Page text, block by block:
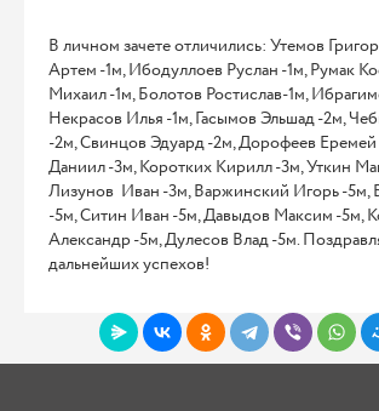
В личном зачете отличились: Утемов
Артем -1м, Ибодуллоев Руслан -1м, Румак
Михаил -1м, Болотов Ростислав-1м,
Некрасов Илья -1м, Гасымов Эльшад -2м,
-2м, Свинцов Эдуард -2м, Дорофеев
Даниил -3м, Коротких Кирилл -3м, Уткин
Лизунов Иван -3м, Варжинский Игорь -5м,
-5м, Ситин Иван -5м, Давыдов Максим -5м,
Александр -5м, Дулесов Влад -5м.
дальнейших успехов!